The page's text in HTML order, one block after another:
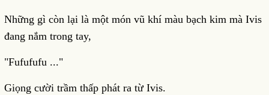
Những gì còn lại là một món vũ khí màu bạch kim mà Ivis
đang nắm trong tay,
"Fufufufu ..."
Giọng cười trầm thấp phát ra từ Ivis.